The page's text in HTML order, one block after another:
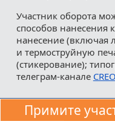
Участник оборота
способов нанесения
нанесение (включая
и термоструйную
(стикерование);
телеграм-канале
Примите